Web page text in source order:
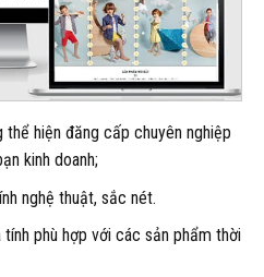
hiện đăng cấp chuyên nghiệp
kinh doanh;
nghệ thuật, sắc nét.
phù hợp với các sản phẩm thời